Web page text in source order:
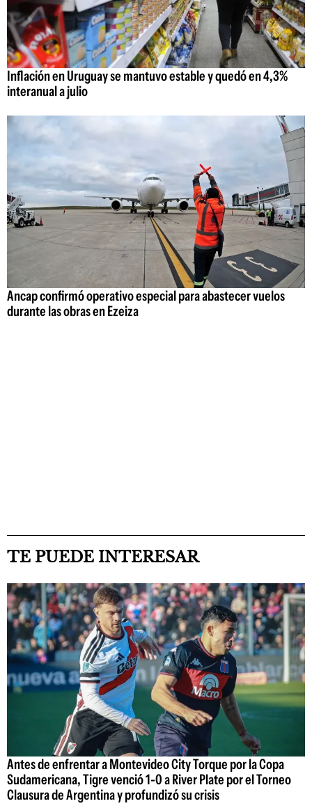
Inflación en Uruguay se mantuvo estable y quedó en 4,3%
interanual a julio
Ancap confirmó operativo especial para abastecer vuelos
durante las obras en Ezeiza
TE PUEDE INTERESAR
Antes de enfrentar a Montevideo City Torque por la Copa
Sudamericana, Tigre venció 1-0 a River Plate por el Torneo
Clausura de Argentina y profundizó su crisis